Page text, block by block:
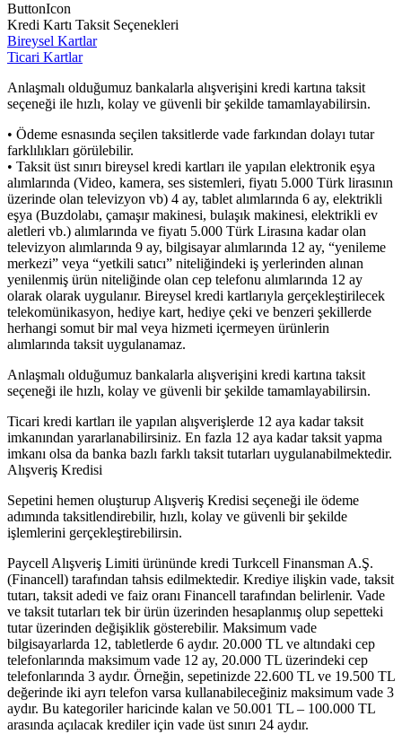
ButtonIcon
Kredi Kartı Taksit Seçenekleri
Bireysel Kartlar
Ticari Kartlar
Anlaşmalı olduğumuz bankalarla alışverişini kredi kartına taksit
seçeneği ile hızlı, kolay ve güvenli bir şekilde tamamlayabilirsin.
• Ödeme esnasında seçilen taksitlerde vade farkından dolayı tutar
farklılıkları görülebilir.
• Taksit üst sınırı bireysel kredi kartları ile yapılan elektronik eşya
alımlarında (Video, kamera, ses sistemleri, fiyatı 5.000 Türk lirasının
üzerinde olan televizyon vb) 4 ay, tablet alımlarında 6 ay, elektrikli
eşya (Buzdolabı, çamaşır makinesi, bulaşık makinesi, elektrikli ev
aletleri vb.) alımlarında ve fiyatı 5.000 Türk Lirasına kadar olan
televizyon alımlarında 9 ay, bilgisayar alımlarında 12 ay, “yenileme
merkezi” veya “yetkili satıcı” niteliğindeki iş yerlerinden alınan
yenilenmiş ürün niteliğinde olan cep telefonu alımlarında 12 ay
olarak olarak uygulanır. Bireysel kredi kartlarıyla gerçekleştirilecek
telekomünikasyon, hediye kart, hediye çeki ve benzeri şekillerde
herhangi somut bir mal veya hizmeti içermeyen ürünlerin
alımlarında taksit uygulanamaz.
Anlaşmalı olduğumuz bankalarla alışverişini kredi kartına taksit
seçeneği ile hızlı, kolay ve güvenli bir şekilde tamamlayabilirsin.
Ticari kredi kartları ile yapılan alışverişlerde 12 aya kadar taksit
imkanından yararlanabilirsiniz. En fazla 12 aya kadar taksit yapma
imkanı olsa da banka bazlı farklı taksit tutarları uygulanabilmektedir.
Alışveriş Kredisi
Sepetini hemen oluşturup Alışveriş Kredisi seçeneği ile ödeme
adımında taksitlendirebilir, hızlı, kolay ve güvenli bir şekilde
işlemlerini gerçekleştirebilirsin.
Paycell Alışveriş Limiti ürününde kredi Turkcell Finansman A.Ş.
(Financell) tarafından tahsis edilmektedir. Krediye ilişkin vade, taksit
tutarı, taksit adedi ve faiz oranı Financell tarafından belirlenir. Vade
ve taksit tutarları tek bir ürün üzerinden hesaplanmış olup sepetteki
tutar üzerinden değişiklik gösterebilir. Maksimum vade
bilgisayarlarda 12, tabletlerde 6 aydır. 20.000 TL ve altındaki cep
telefonlarında maksimum vade 12 ay, 20.000 TL üzerindeki cep
telefonlarında 3 aydır. Örneğin, sepetinizde 22.600 TL ve 19.500 TL
değerinde iki ayrı telefon varsa kullanabileceğiniz maksimum vade 3
aydır. Bu kategoriler haricinde kalan ve 50.001 TL – 100.000 TL
arasında açılacak krediler için vade üst sınırı 24 aydır.